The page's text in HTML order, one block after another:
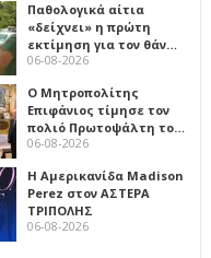
Παθολογικά αίτια
«δείχνει» η πρώτη
εκτίμηση για τον θάν…
06-08-2026
Ο Μητροπολίτης
Επιφάνιος τίμησε τον
πολιό Πρωτοψάλτη το…
06-08-2026
Η Αμερικανίδα Madison
Perez στον ΑΣΤΕΡΑ
ΤΡΙΠΟΛΗΣ
06-08-2026